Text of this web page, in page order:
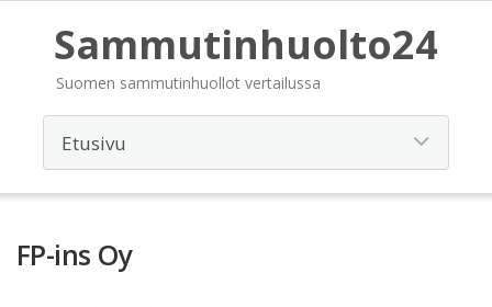
Sammutinhuolto24
Suomen sammutinhuollot vertailussa
FP-ins Oy